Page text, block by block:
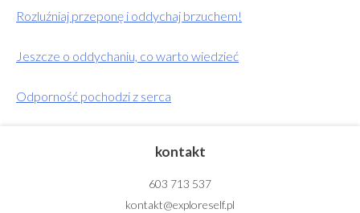
Rozluźniaj przeponę i oddychaj brzuchem!
Jeszcze o oddychaniu, co warto wiedzieć
Odporność pochodzi z serca
kontakt
603 713 537
kontakt@exploreself.pl